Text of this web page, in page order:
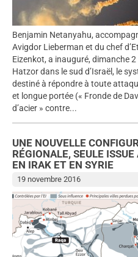
Benjamin Netanyahu,
Avigdor Lieberman et du chef
Eizenkot, a inauguré, dimanche
Hatzor dans le sud d’Israël, le
destiné à répondre à toute
et longue portée (« Fronde de
d’acier » contre...
UNE NOUVELLE
RÉGIONALE, SEULE
EN IRAK ET EN SYRIE
19 novembre 2016